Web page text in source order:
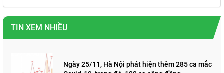
TIN XEM NHIỀU
Ngày 25/11, Hà Nội phát hiện thêm 285 ca mắc